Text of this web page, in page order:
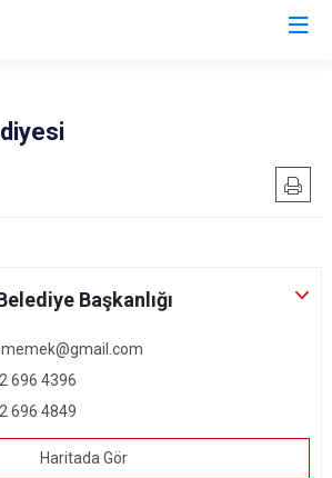
Sandıklı
Şuhut
Başkanlığı
696 4396
696 4849
Haritada Gör